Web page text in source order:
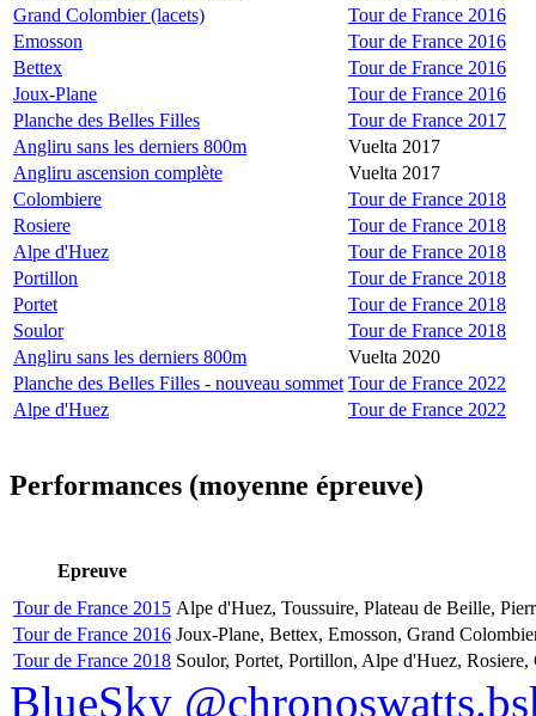
Grand Colombier (lacets)
Tour de France 2016
Emosson
Tour de France 2016
Bettex
Tour de France 2016
Joux-Plane
Tour de France 2016
Planche des Belles Filles
Tour de France 2017
Angliru sans les derniers 800m
Vuelta 2017
Angliru ascension complète
Vuelta 2017
Colombiere
Tour de France 2018
Rosiere
Tour de France 2018
Alpe d'Huez
Tour de France 2018
Portillon
Tour de France 2018
Portet
Tour de France 2018
Soulor
Tour de France 2018
Angliru sans les derniers 800m
Vuelta 2020
Planche des Belles Filles - nouveau sommet Tour de France 2022
Alpe d'Huez
Tour de France 2022
Performances (moyenne épreuve)
Epreuve
Tour de France 2015 Alpe d'Huez, Toussuire, Plateau de Beille,
Tour de France 2016 Joux-Plane, Bettex, Emosson, Grand
Tour de France 2018 Soulor, Portet, Portillon, Alpe d'Huez, Rosiere,
BlueSky